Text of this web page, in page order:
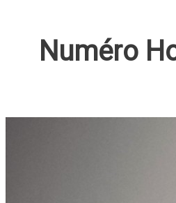
Numéro